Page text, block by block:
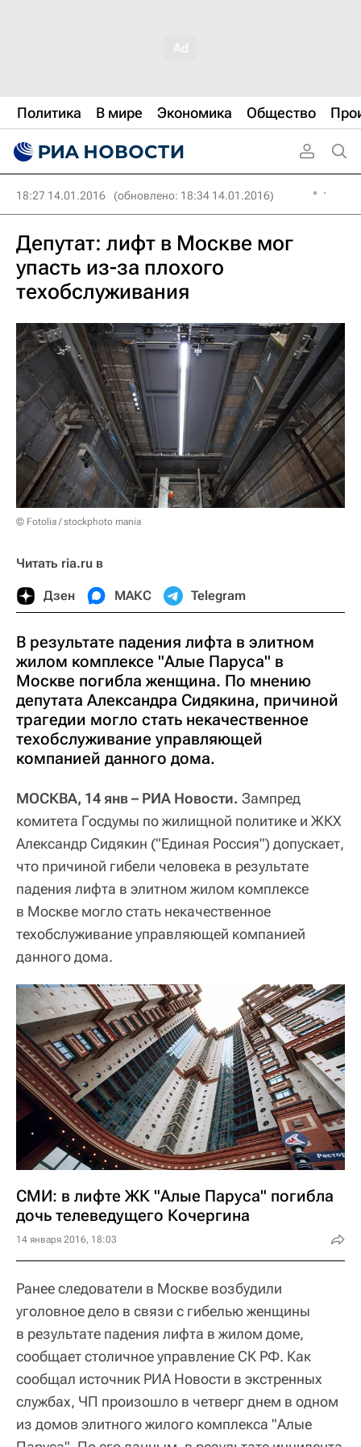
Политика В мире Экономика Общество
18:27 14.01.2016 (обновлено: 18:34 14.01.2016)
Депутат: лифт в Москве мог
упасть из-за плохого
техобслуживания
© Fotolia / stockphoto mania
Читать ria.ru в
Дзен МАКС Telegram
В результате падения лифта в элитном
жилом комплексе "Алые Паруса" в
Москве погибла женщина. По мнению
депутата Александра Сидякина, причиной
трагедии могло стать некачественное
техобслуживание управляющей
компанией данного дома.
МОСКВА, 14 янв – РИА Новости. Зампред
комитета Госдумы по жилищной политике и ЖКХ
Александр Сидякин ("Единая Россия") допускает,
что причиной гибели человека в результате
падения лифта в элитном жилом комплексе
в Москве могло стать некачественное
техобслуживание управляющей компанией
данного дома.
СМИ: в лифте ЖК "Алые Паруса" погибла
дочь телеведущего Кочергина
14 января 2016, 18:03
Ранее следователи в Москве возбудили
уголовное дело в связи с гибелью женщины
в результате падения лифта в жилом доме,
сообщает столичное управление СК РФ. Как
сообщал источник РИА Новости в экстренных
службах, ЧП произошло в четверг днем в одном
из домов элитного жилого комплекса "Алые